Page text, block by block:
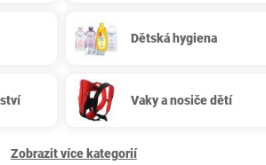
Dětská hygiena
Vaky a nosiče dětí
Zobrazit více kategorií